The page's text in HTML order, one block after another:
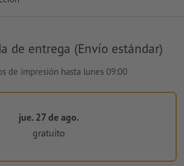
de entrega (Envío estándar)
de impresión hasta lunes 09:00
jue. 27 de ago.
gratuito